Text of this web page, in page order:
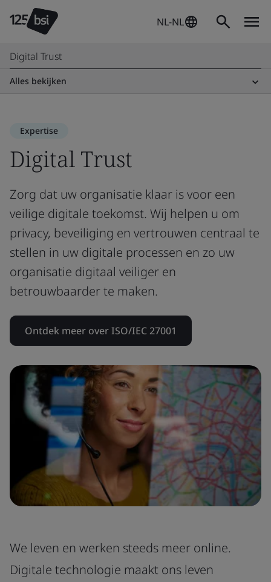
NL-NL
Digital Trust
Alles bekijken
Expertise
Digital Trust
Zorg dat uw organisatie klaar is voor een
veilige digitale toekomst. Wij helpen u om
privacy, beveiliging en vertrouwen centraal te
stellen in uw digitale processen en zo uw
organisatie digitaal veiliger en
betrouwbaarder te maken.
Ontdek meer over ISO/IEC 27001
We leven en werken steeds meer online.
Digitale technologie maakt ons leven